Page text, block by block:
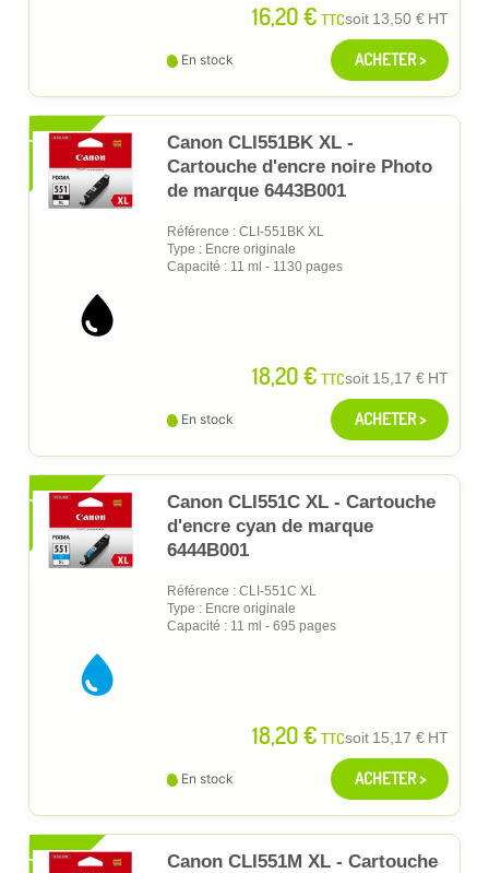
16,20 € TTCsoit 13,50 € HT
En stock ACHETER >
XL
Canon CLI551BK XL -
Cartouche d'encre noire Photo
de marque 6443B001
Référence : CLI-551BK XL
Type : Encre originale
Capacité : 11 ml - 1130 pages
18,20 € TTCsoit 15,17 € HT
En stock ACHETER >
XL
Canon CLI551C XL - Cartouche
d'encre cyan de marque
6444B001
Référence : CLI-551C XL
Type : Encre originale
Capacité : 11 ml - 695 pages
18,20 € TTCsoit 15,17 € HT
En stock ACHETER >
XL
Canon CLI551M XL - Cartouche